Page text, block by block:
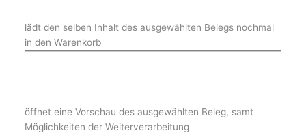
lädt den selben Inhalt des ausgewählten Belegs nochmal
in den Warenkorb
öffnet eine Vorschau des ausgewählten Beleg, samt
Möglichkeiten der Weiterverarbeitung